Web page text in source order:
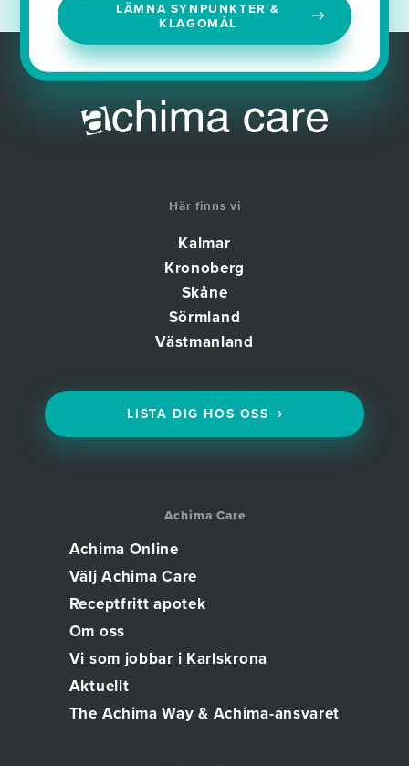
LÄMNA SYNPUNKTER &
KLAGOMÅL
Här finns vi
Kalmar
Kronoberg
Skåne
Sörmland
Västmanland
LISTA DIG HOS OSS
Achima Care
Achima Online
Välj Achima Care
Receptfritt apotek
Om oss
Vi som jobbar i Karlskrona
Aktuellt
The Achima Way & Achima-ansvaret